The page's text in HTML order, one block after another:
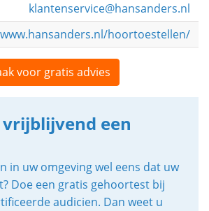
klantenservice@hansanders.nl
hoortoestellen/
voor gratis advies
een
in uw omgeving wel eens dat uw
Doe een gratis gehoortest bij
audicien. Dan weet u